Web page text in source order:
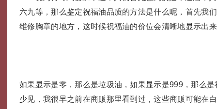
六九等，那么鉴定祝福油品质的方法是什么呢，首先我
维修胸章的地方，这时候祝福油的价位会清晰地显示出
如果显示是零，那么是垃圾油，如果显示是999，那么
少见，我很早之前在商贩那里看到过，这些商贩可能在